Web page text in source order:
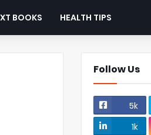
BOOKS HEALTH TIPS
Follow Us
5k
1k